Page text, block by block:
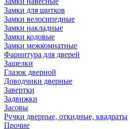
Замки для щитков
Замки велосипедные
Замки накладные
Замки кодовые
Замки межкомнатные
Фарнитура для дверей
Защелки
Глазок дверной
Доводчики дверные
Завертки
Задвижки
Засовы
Ручки дверные, откидные, квадраты
Прочие